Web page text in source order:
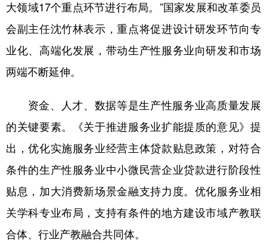
English Español Français عربى
Русский язык
大领域17个重点环节进行布局。”国家发展和改革委员
会副主任沈竹林表示，重点将促进设计研发环节向专
业化、高端化发展，带动生产性服务业向研发和市场
两端不断延伸。
资金、人才、数据等是生产性服务业高质量发展
的关键要素。《关于推进服务业扩能提质的意见》提
出，优化实施服务业经营主体贷款贴息政策，对符合
条件的生产性服务业中小微民营企业贷款进行阶段性
贴息，加大消费新场景金融支持力度。优化服务业相
关学科专业布局，支持有条件的地方建设市域产教联
合体、行业产教融合共同体。